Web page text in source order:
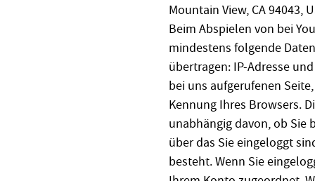
Mountain View, CA 94043,
Beim Abspielen von bei
mindestens folgende
übertragen: IP-Adresse
bei uns aufgerufenen
Kennung Ihres Browsers.
unabhängig davon, ob Sie
über das Sie eingeloggt
besteht. Wenn Sie